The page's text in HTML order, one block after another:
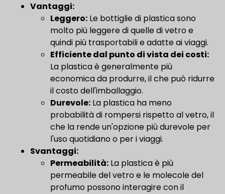
Vantaggi:
Leggero: Le bottiglie di plastica sono
molto più leggere di quelle di vetro e
quindi più trasportabili e adatte ai viaggi.
Efficiente dal punto di vista dei costi:
La plastica è generalmente più
economica da produrre, il che può ridurre
il costo dell'imballaggio.
Durevole: La plastica ha meno
probabilità di rompersi rispetto al vetro, il
che la rende un'opzione più durevole per
l'uso quotidiano o per i viaggi.
Svantaggi:
Permeabilità: La plastica è più
permeabile del vetro e le molecole del
profumo possono interagire con il